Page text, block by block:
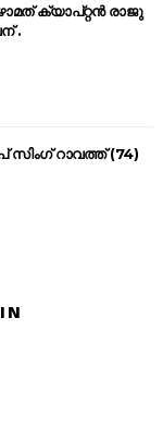
ക്യാപ്റ്റൻ രാജു
.
സിംഗ് റാവത്ത് (74)